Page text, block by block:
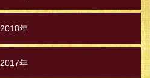
2018年
2017年